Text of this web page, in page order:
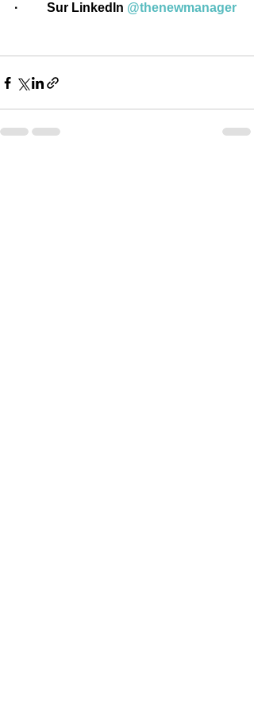
· Sur LinkedIn @thenewmanager